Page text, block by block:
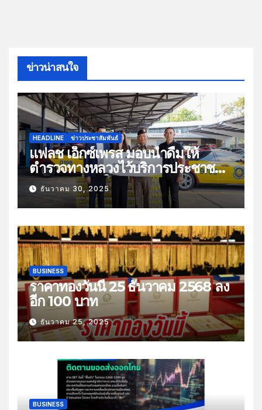
ข่าวน่าสนใจ
HEADLINE ข่าวประชาสัมพันธ์
แฟลช เอ็กซ์เพรส มอบน้ำดื่มให้
ตำรวจทางหลวงไว้บริการประชาชน
ช่วงเทศกาลปีใหม่
ธันวาคม 30, 2025
BUSINESS
ราคาทองวันนี้ 25 ธันวาคม 2568 ลง
อีก 100 บาท
ธันวาคม 25, 2025
BUSINESS